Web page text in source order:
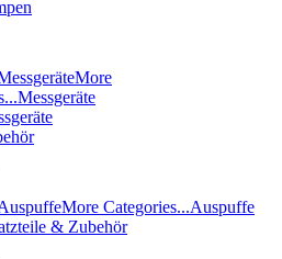
More
Messgeräte
More Categories...Auspuffe
& Zubehör